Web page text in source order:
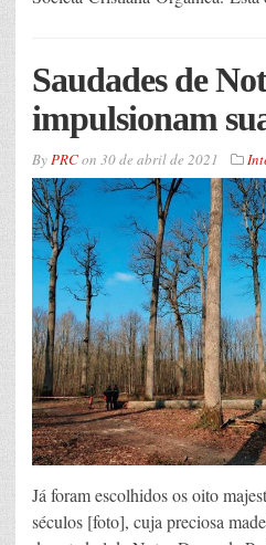
Saudades de
impulsionam
ByPRCon 30 de abril de 2021
Já foram escolhidos os oito
séculos [foto], cuja preciosa